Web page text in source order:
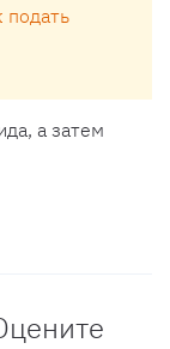
подать
а затем